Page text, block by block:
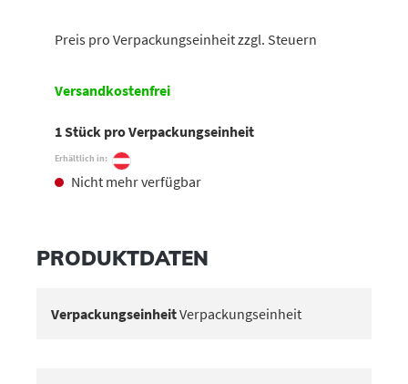
Preis pro Verpackungseinheit zzgl. Steuern
Versandkostenfrei
1 Stück pro Verpackungseinheit
Erhältlich in:
Nicht mehr verfügbar
PRODUKTDATEN
VerpackungseinheitVerpackungseinheit